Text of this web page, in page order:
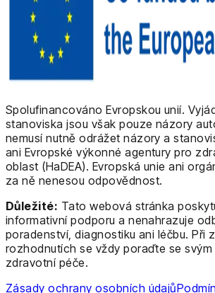
Spolufinancováno Evropskou unií.
stanoviska jsou však pouze názory
nemusí nutně odrážet názory a
ani Evropské výkonné agentury pro
oblast (HaDEA). Evropská unie ani
za ně nenesou odpovědnost.
Důležité: Tato webová stránka
informativní podporu a nenahrazuje
poradenství, diagnostiku ani léčbu. Při
rozhodnutích se vždy poraďte se
zdravotní péče.
Zásady ochrany osobních údajů